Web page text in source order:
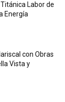
Labor de
Energía
con Obras
Vista y